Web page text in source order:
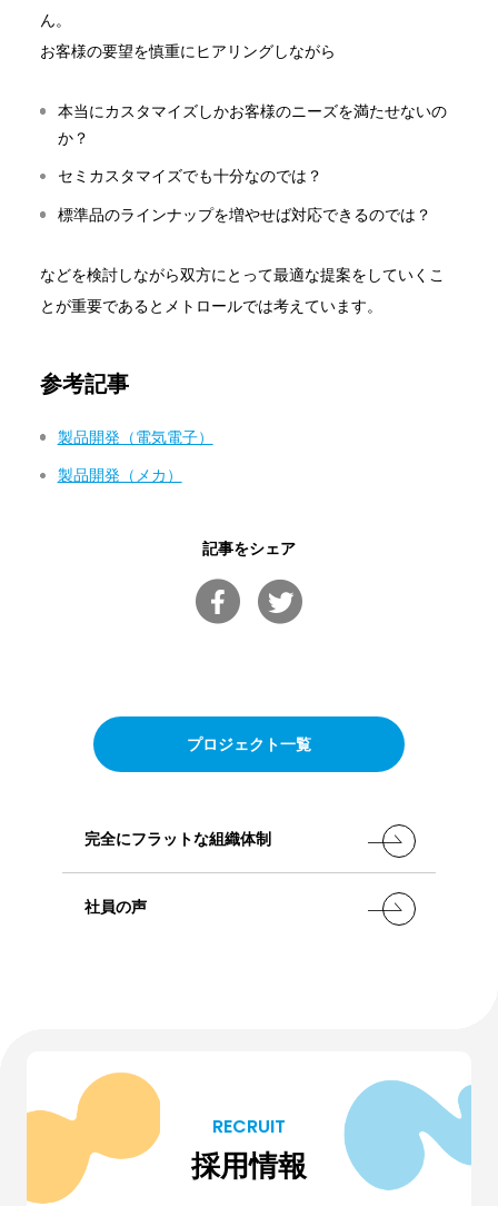
ん。
お客様の要望を慎重にヒアリングしながら
本当にカスタマイズしかお客様のニーズを満たせないの
か？
セミカスタマイズでも十分なのでは？
標準品のラインナップを増やせば対応できるのでは？
などを検討しながら双方にとって最適な提案をしていくこ
とが重要であるとメトロールでは考えています。
参考記事
製品開発（電気電子）
製品開発（メカ）
記事をシェア
プロジェクト一覧
完全にフラットな組織体制
社員の声
RECRUIT
採用情報